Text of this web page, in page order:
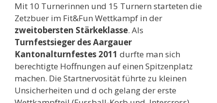
Mit 10 Turnerinnen und 15 Turnern starteten die
Zetzbuer im Fit&Fun Wettkampf in der
zweitobersten Stärkeklasse. Als
Turnfestsieger des Aargauer
Kantonalturnfestes 2011 durfte man sich
berechtigte Hoffnungen auf einen Spitzenplatz
machen. Die Startnervosität führte zu kleinen
Unsicherheiten und d och gelang der erste